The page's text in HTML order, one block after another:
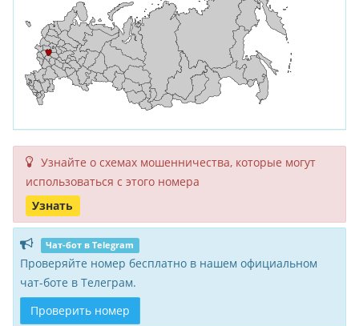
Узнайте о схемах мошенни­чества, кото­рые могут
исполь­зоваться с этого номера
Узнать
Чат-бот в Telegram
Проверяйте номер бесплатно в нашем официальном
чат-боте в Телеграм.
Проверить номер